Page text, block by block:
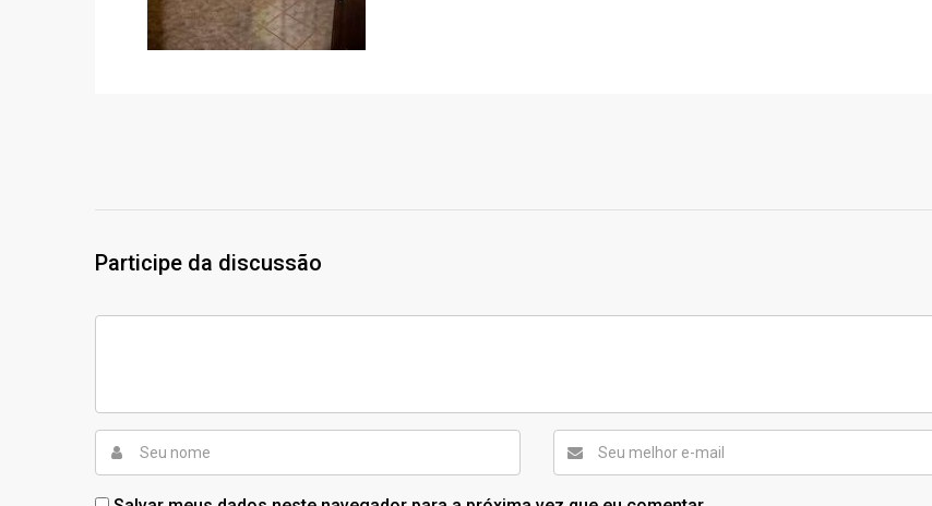
Participe da discussão